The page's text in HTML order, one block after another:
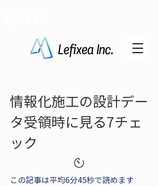
情報化施工の設計デー
タ受領時に見る7チェ
ック
この記事は平均6分45秒で読めます